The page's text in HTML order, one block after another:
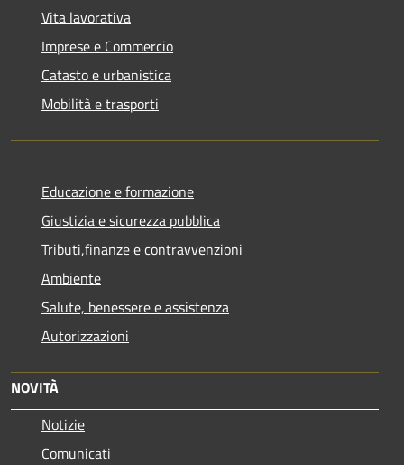
Vita lavorativa
Imprese e Commercio
Catasto e urbanistica
Mobilità e trasporti
Educazione e formazione
Giustizia e sicurezza pubblica
Tributi,finanze e contravvenzioni
Ambiente
Salute, benessere e assistenza
Autorizzazioni
NOVITÀ
Notizie
Comunicati